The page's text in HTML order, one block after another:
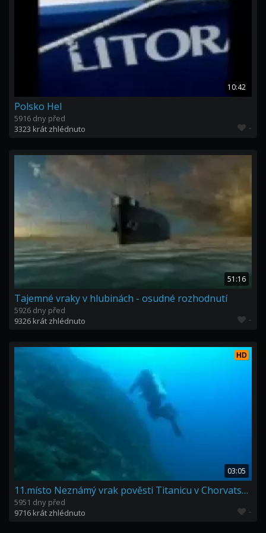
10:42
Polsko Hel
5916 dny před
3323 krát zhlédnuto
-
51:16
Tajemné vraky v hlubinách - osudné rozhodnutí
5926 dny před
9326 krát zhlédnuto
-
HD
03:05
11.místo Neznámý vrak pověsti Titanicu v Chorvatsku Soutez
5951 dny před
9716 krát zhlédnuto
-